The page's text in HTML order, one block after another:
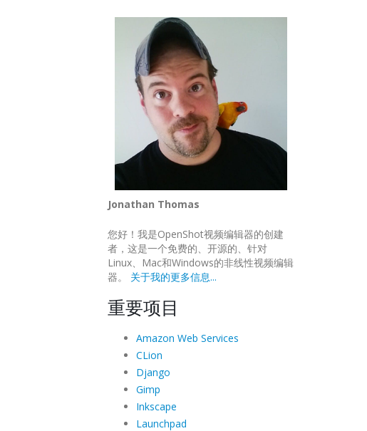
Jonathan Thomas
您好！我是OpenShot视频编辑器的创建
者，这是一个免费的、开源的、针对
Linux、Mac和Windows的非线性视频编辑
器。 关于我的更多信息...
重要项目
Amazon Web Services
CLion
Django
Gimp
Inkscape
Launchpad